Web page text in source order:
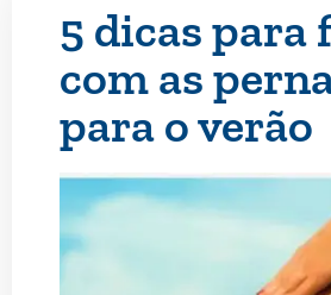
5 dicas para
com as
para o verão